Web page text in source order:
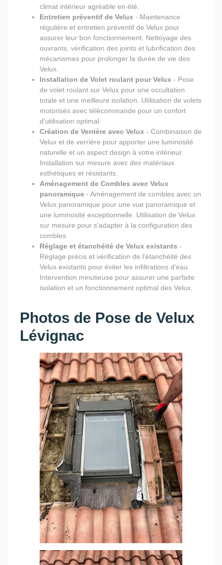
climat intérieur agréable en été.
Entretien préventif de Velux - Maintenance
régulière et entretien préventif de Velux pour
assurer leur bon fonctionnement. Nettoyage des
ouvrants, vérification des joints et lubrification des
mécanismes pour prolonger la durée de vie des
Velux.
Installation de Volet roulant pour Velux - Pose
de volet roulant sur Velux pour une occultation
totale et une meilleure isolation. Utilisation de volets
motorisés avec télécommande pour un confort
d'utilisation optimal.
Création de Verrière avec Velux - Combinaison de
Velux et de verrière pour apporter une luminosité
naturelle et un aspect design à votre intérieur.
Installation sur mesure avec des matériaux
esthétiques et résistants.
Aménagement de Combles avec Velux
panoramique - Aménagement de combles avec un
Velux panoramique pour une vue panoramique et
une luminosité exceptionnelle. Utilisation de Velux
sur mesure pour s'adapter à la configuration des
combles.
Réglage et étanchéité de Velux existants -
Réglage précis et vérification de l'étanchéité des
Velux existants pour éviter les infiltrations d'eau.
Intervention minutieuse pour assurer une parfaite
isolation et un fonctionnement optimal des Velux.
Photos de Pose de Velux
Lévignac